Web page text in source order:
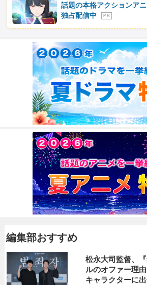
話題の本格アクションア
独占配信中
P R
編集部おすすめ
松永大司監督、
ルのオファー理
キャラクターに